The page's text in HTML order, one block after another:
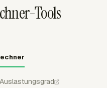
Tools